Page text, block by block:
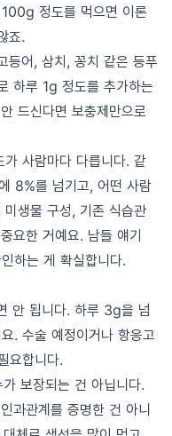
정도를 먹으면 이론
죠.
등어, 삼치, 꽁치 같은 등푸
하루 1g 정도를 추가하는
드신다면 보충제만으로
사람마다 다릅니다. 같
8%를 넘기고, 어떤 사람
생물 구성, 기존 식습관
요한 거예요. 남들 얘기
하는 게 확실합니다.
안 됩니다. 하루 3g을 넘
. 수술 예정이거나 항응고
요합니다.
보장되는 건 아닙니다.
과관계를 증명한 건 아니